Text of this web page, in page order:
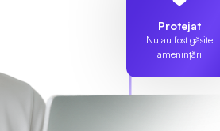
Protejat
Nu au fost găsite
amenințări